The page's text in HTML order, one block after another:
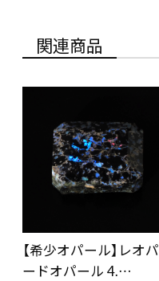
関連商品
【希少オパール】レオパ
ードオパール 4.…